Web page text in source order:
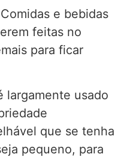
e bebidas
feitas no
para ficar
largamente usado
que se tenha
pequeno, para